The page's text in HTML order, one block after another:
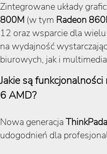
Zintegrowane układy
800M (w tym Radeon
12 oraz wsparcie dla
na wydajność
biurowych, jak i
Jakie są
6 AMD?
Nowa generacja
udogodnień dla